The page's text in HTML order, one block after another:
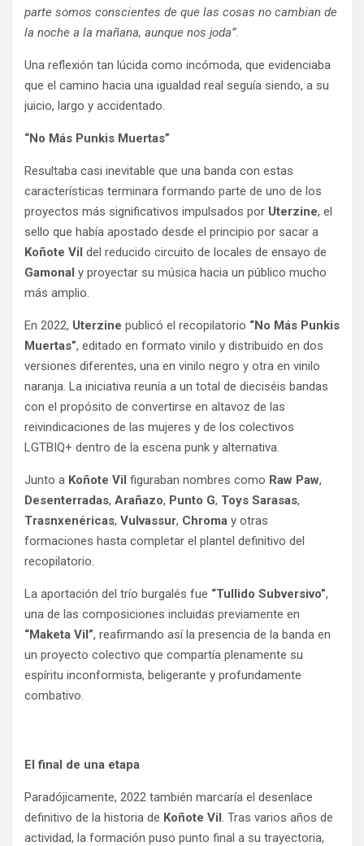
parte somos conscientes de que las cosas no cambian de
la noche a la mañana, aunque nos joda”.
Una reflexión tan lúcida como incómoda, que evidenciaba
que el camino hacia una igualdad real seguía siendo, a su
juicio, largo y accidentado.
“No Más Punkis Muertas”
Resultaba casi inevitable que una banda con estas
características terminara formando parte de uno de los
proyectos más significativos impulsados por Uterzine, el
sello que había apostado desde el principio por sacar a
Koñote Vil del reducido circuito de locales de ensayo de
Gamonal y proyectar su música hacia un público mucho
más amplio.
En 2022, Uterzine publicó el recopilatorio “No Más Punkis
Muertas”, editado en formato vinilo y distribuido en dos
versiones diferentes, una en vinilo negro y otra en vinilo
naranja. La iniciativa reunía a un total de dieciséis bandas
con el propósito de convertirse en altavoz de las
reivindicaciones de las mujeres y de los colectivos
LGTBIQ+ dentro de la escena punk y alternativa.
Junto a Koñote Vil figuraban nombres como Raw Paw,
Desenterradas, Arañazo, Punto G, Toys Sarasas,
Trasnxenéricas, Vulvassur, Chroma y otras
formaciones hasta completar el plantel definitivo del
recopilatorio.
La aportación del trío burgalés fue “Tullido Subversivo”,
una de las composiciones incluidas previamente en
“Maketa Vil”, reafirmando así la presencia de la banda en
un proyecto colectivo que compartía plenamente su
espíritu inconformista, beligerante y profundamente
combativo.
El final de una etapa
Paradójicamente, 2022 también marcaría el desenlace
definitivo de la historia de Koñote Vil. Tras varios años de
actividad, la formación puso punto final a su trayectoria,